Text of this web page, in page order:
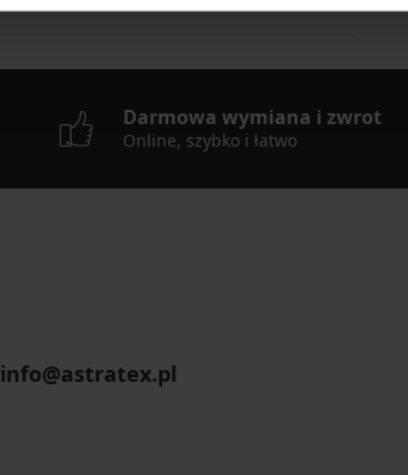
Darmowa wymiana i zwrot
Online, szybko i łatwo
info@astratex.pl